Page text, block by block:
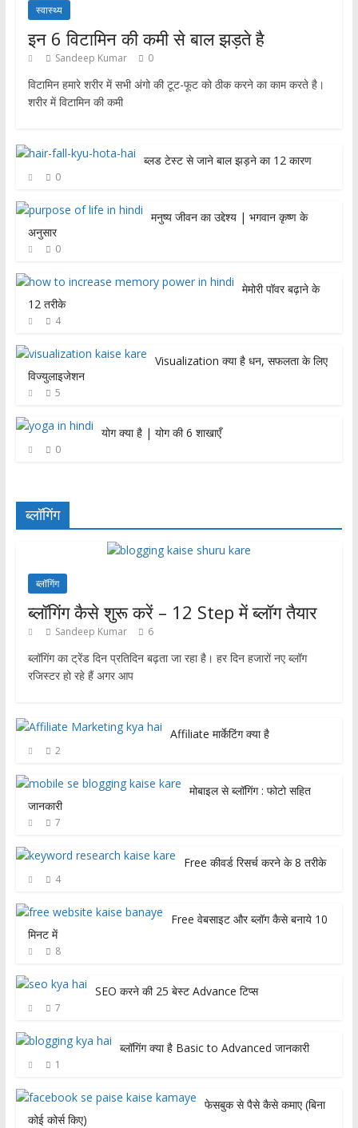
स्वास्थ्य
इन 6 विटामिन की कमी से बाल झड़ते है
Sandeep Kumar 0
विटामिन हमारे शरीर में सभी अंगो की टूट-फूट को ठीक करने का काम करते है।
शरीर में विटामिन की कमी
ब्लड टेस्ट से जाने बाल झड़ने का 12 कारण
0
मनुष्य जीवन का उद्देश्य | भगवान कृष्ण के
अनुसार
0
मेमोरी पॉवर बढ़ाने के
12 तरीके
4
Visualization क्या है धन, सफलता के लिए
विज्युलाइजेशन
5
योग क्या है | योग की 6 शाखाएँ
0
ब्लॉगिंग
ब्लॉगिंग
ब्लॉगिंग कैसे शुरू करें – 12 Step में ब्लॉग तैयार
Sandeep Kumar 6
ब्लॉगिंग का ट्रेंड दिन प्रतिदिन बढ़ता जा रहा है। हर दिन हजारों नए ब्लॉग
रजिस्टर हो रहे हैं अगर आप
Affiliate मार्केटिंग क्या है
2
मोबाइल से ब्लॉगिंग : फोटो सहित
जानकारी
7
Free कीवर्ड रिसर्च करने के 8 तरीके
4
Free वेबसाइट और ब्लॉग कैसे बनाये 10
मिनट में
8
SEO करने की 25 बेस्ट Advance टिप्स
7
ब्लॉगिंग क्या है Basic to Advanced जानकारी
1
फेसबुक से पैसे कैसे कमाए (बिना
कोई कोर्स किए)